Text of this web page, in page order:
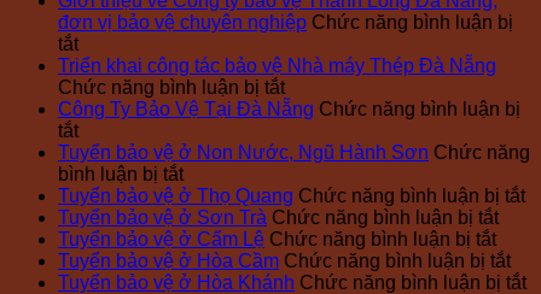
vụ
vệ
Khách
Công
Bảo
vệ
Thành
Long
đơn vị bảo vệ chuyên nghiệp Chức năng bình luận bị
tắtở
Giới
thiệu
về
Công
ty
bảo
vệ
Thành
Long
Đà
Nẵng,
Triển khai công tác bảo vệ Nhà máy Thép Đà Nẵng
Chức năng bình luận bị tắtở
Triển
công
bảo
vệ
Nhà
máy
Thép
Công Ty Bảo Vệ Tại Đà Nẵng Chức năng bình luận bị
tắtở
Công
Ty
Bảo
Vệ
Tại
Đà
Nẵng
Tuyển bảo vệ ở Non Nước, Ngũ Hành Sơn Chức năng
bình luận bị tắtở
Tuyển
bảo
vệ
ở
Non
Tuyển bảo vệ ở Thọ Quang Chức năng bình luận bị tắtở
ở
Tuyển bảo vệ ở Sơn Trà Chức năng bình luận bị tắtở
bảo
vệ
Tuyển bảo vệ ở Cẩm Lệ Chức năng bình luận bị tắtở
bảo
Tuyển bảo vệ ở Hòa Cầm Chức năng bình luận bị tắtở
Tuyển bảo vệ ở Hòa Khánh Chức năng bình luận bị tắtở